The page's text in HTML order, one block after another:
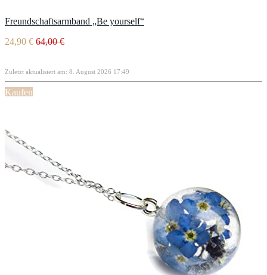
Freundschaftsarmband „Be yourself“
24,90 € 64,00 €
Zuletzt aktualisiert am: 8. August 2026 17:49
Kaufen